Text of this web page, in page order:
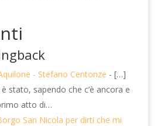
- Stefano Centonze - […]
stato, sapendo che c’è ancora e
atto di…
San Nicola per dirti che mi